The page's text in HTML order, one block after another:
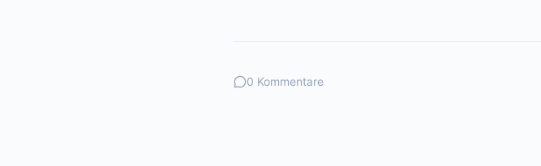
0 Kommentare